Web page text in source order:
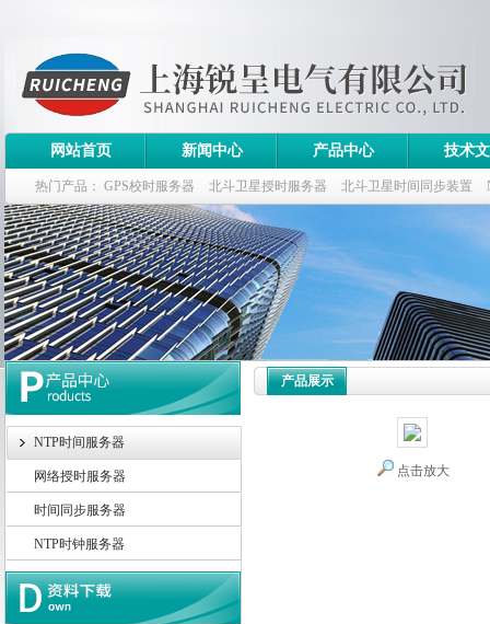
上海锐呈电气有限公司
网站首页 新闻中心 产品中心 技术
热门产品： GPS校时服务器 北斗卫星授时服务器 北斗卫星时间同步装置
斗卫星同步时钟指标
NTP时间服务器
网络授时服务器
时间同步服务器
NTP时钟服务器
产品展示
点击放大